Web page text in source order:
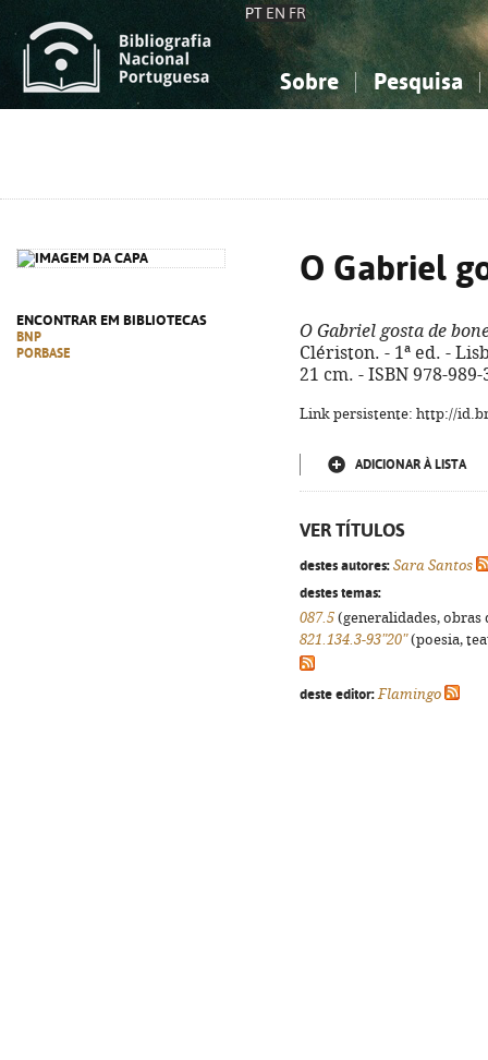
PT EN FR
Sobre Pesquisa
ENCONTRAR EM BIBLIOTECAS
BNP
PORBASE
O Gabriel
O Gabriel gosta de
Clériston. - 1ª ed. -
21 cm. - ISBN 978-989-
Link persistente: http://
ADICIONAR À LISTA
VER TÍTULOS
destes autores: Sara Santos
destes temas:
087.5 (generalidades,
821.134.3-93"20"(poesia,
deste editor: Flamingo